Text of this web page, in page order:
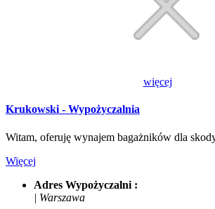
więcej
Krukowski - Wypożyczalnia
Witam, oferuję wynajem bagażników dla
Więcej
Adres Wypożyczalni :
| Warszawa